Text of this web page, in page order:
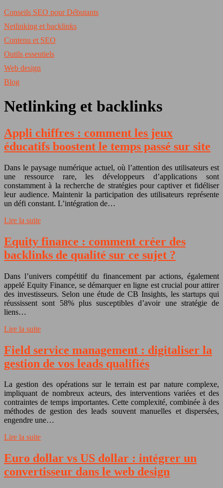
Conseils SEO pour Débutants
Netlinking et backlinks
Contenu et SEO
Outils essentiels
Web design
Blog
Netlinking et backlinks
Appli chiffres : comment les jeux
éducatifs boostent le temps passé sur site
Dans le paysage numérique actuel, où l’attention des utilisateurs est
une ressource rare, les développeurs d’applications sont
constamment à la recherche de stratégies pour captiver et fidéliser
leur audience. Maintenir la participation des utilisateurs représente
un défi constant. L’intégration de…
Lire la suite
Equity finance : comment créer des
backlinks de qualité sur ce sujet ?
Dans l’univers compétitif du financement par actions, également
appelé Equity Finance, se démarquer en ligne est crucial pour attirer
des investisseurs. Selon une étude de CB Insights, les startups qui
réussissent sont 58% plus susceptibles d’avoir une stratégie de
liens…
Lire la suite
Field service management : digitaliser la
gestion de vos leads qualifiés
La gestion des opérations sur le terrain est par nature complexe,
impliquant de nombreux acteurs, des interventions variées et des
contraintes de temps importantes. Cette complexité, combinée à des
méthodes de gestion des leads souvent manuelles et dispersées,
engendre une…
Lire la suite
Euro dollar vs US dollar : intégrer un
convertisseur dans le web design